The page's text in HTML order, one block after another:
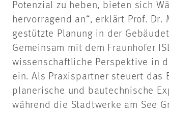
Potenzial zu heben, bieten sich
hervorragend an“, erklärt Prof.
gestützte Planung in der
Gemeinsam mit dem Fraunhofer
wissenschaftliche Perspektive in
ein. Als Praxispartner steuert das
planerische und bautechnische
während die Stadtwerke am See